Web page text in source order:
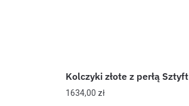
Kolczyki złote z perłą Sztyft
1634,00 zł